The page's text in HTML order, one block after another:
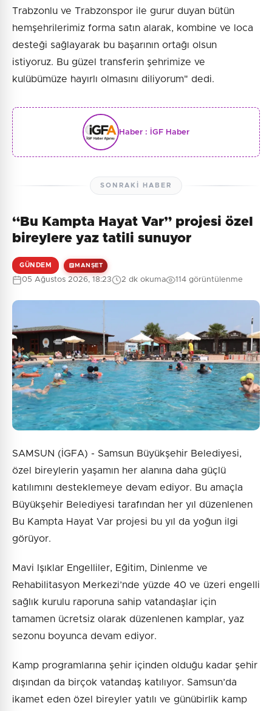
Trabzonlu ve Trabzonspor ile gurur duyan bütün
hemşehrilerimiz forma satın alarak, kombine ve loca
desteği sağlayarak bu başarının ortağı olsun
istiyoruz. Bu güzel transferin şehrimize ve
kulübümüze hayırlı olmasını diliyorum" dedi.
Haber : İGF Haber
SONRAKI HABER
“Bu Kampta Hayat Var” projesi özel
bireylere yaz tatili sunuyor
GÜNDEM MANŞET
05 Ağustos 2026, 18:23 2 dk okuma 114 görüntülenme
SAMSUN (İGFA) - Samsun Büyükşehir Belediyesi,
özel bireylerin yaşamın her alanına daha güçlü
katılımını desteklemeye devam ediyor. Bu amaçla
Büyükşehir Belediyesi tarafından her yıl düzenlenen
Bu Kampta Hayat Var projesi bu yıl da yoğun ilgi
görüyor.
Mavi Işıklar Engelliler, Eğitim, Dinlenme ve
Rehabilitasyon Merkezi’nde yüzde 40 ve üzeri engelli
sağlık kurulu raporuna sahip vatandaşlar için
tamamen ücretsiz olarak düzenlenen kamplar, yaz
sezonu boyunca devam ediyor.
Kamp programlarına şehir içinden olduğu kadar şehir
dışından da birçok vatandaş katılıyor. Samsun’da
ikamet eden özel bireyler yatılı ve günübirlik kamp